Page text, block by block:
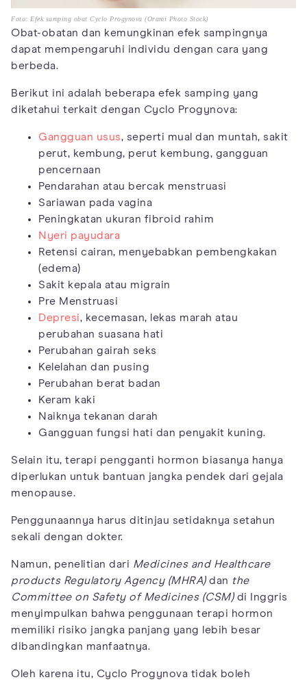
Foto: Efek samping obat Cyclo Progynova (Orami Photo Stock)
Obat-obatan dan kemungkinan efek sampingnya
dapat mempengaruhi individu dengan cara yang
berbeda.
Berikut ini adalah beberapa efek samping yang
diketahui terkait dengan Cyclo Progynova:
Gangguan usus, seperti mual dan muntah, sakit
perut, kembung, perut kembung, gangguan
pencernaan
Pendarahan atau bercak menstruasi
Sariawan pada vagina
Peningkatan ukuran fibroid rahim
Nyeri payudara
Retensi cairan, menyebabkan pembengkakan
(edema)
Sakit kepala atau migrain
Pre Menstruasi
Depresi, kecemasan, lekas marah atau
perubahan suasana hati
Perubahan gairah seks
Kelelahan dan pusing
Perubahan berat badan
Keram kaki
Naiknya tekanan darah
Gangguan fungsi hati dan penyakit kuning.
Selain itu, terapi pengganti hormon biasanya hanya
diperlukan untuk bantuan jangka pendek dari gejala
menopause.
Penggunaannya harus ditinjau setidaknya setahun
sekali dengan dokter.
Namun, penelitian dari Medicines and Healthcare
products Regulatory Agency (MHRA)dan the
Committee on Safety of Medicines (CSM)di Inggris
menyimpulkan bahwa penggunaan terapi hormon
memiliki risiko jangka panjang yang lebih besar
dibandingkan manfaatnya.
Oleh karena itu, Cyclo Progynova tidak boleh